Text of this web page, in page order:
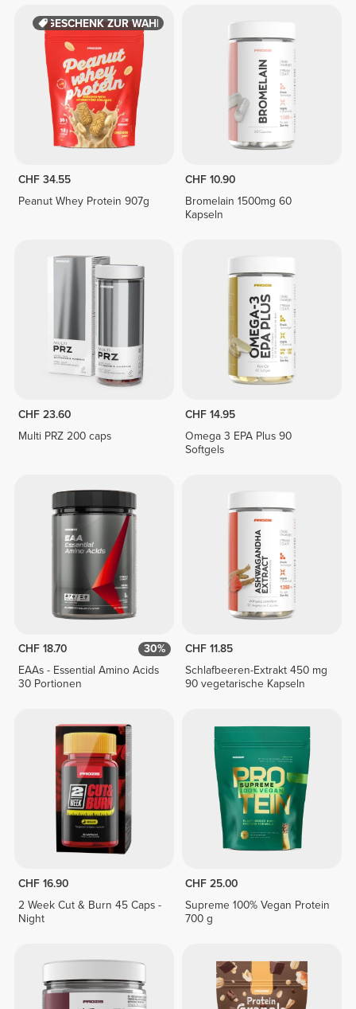
GESCHENK ZUR WAHL
CHF 34.55
Peanut Whey Protein 907g
CHF 10.90
Bromelain 1500mg 60
Kapseln
CHF 23.60
Multi PRZ 200 caps
CHF 14.95
Omega 3 EPA Plus 90
Softgels
CHF 18.70
30%
EAAs - Essential Amino Acids
30 Portionen
CHF 11.85
Schlafbeeren-Extrakt 450 mg
90 vegetarische Kapseln
CHF 16.90
2 Week Cut & Burn 45 Caps -
Night
CHF 25.00
Supreme 100% Vegan Protein
700 g